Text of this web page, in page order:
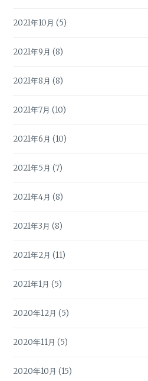
2021年10月 (5)
2021年9月 (8)
2021年8月 (8)
2021年7月 (10)
2021年6月 (10)
2021年5月 (7)
2021年4月 (8)
2021年3月 (8)
2021年2月 (11)
2021年1月 (5)
2020年12月 (5)
2020年11月 (5)
2020年10月 (15)